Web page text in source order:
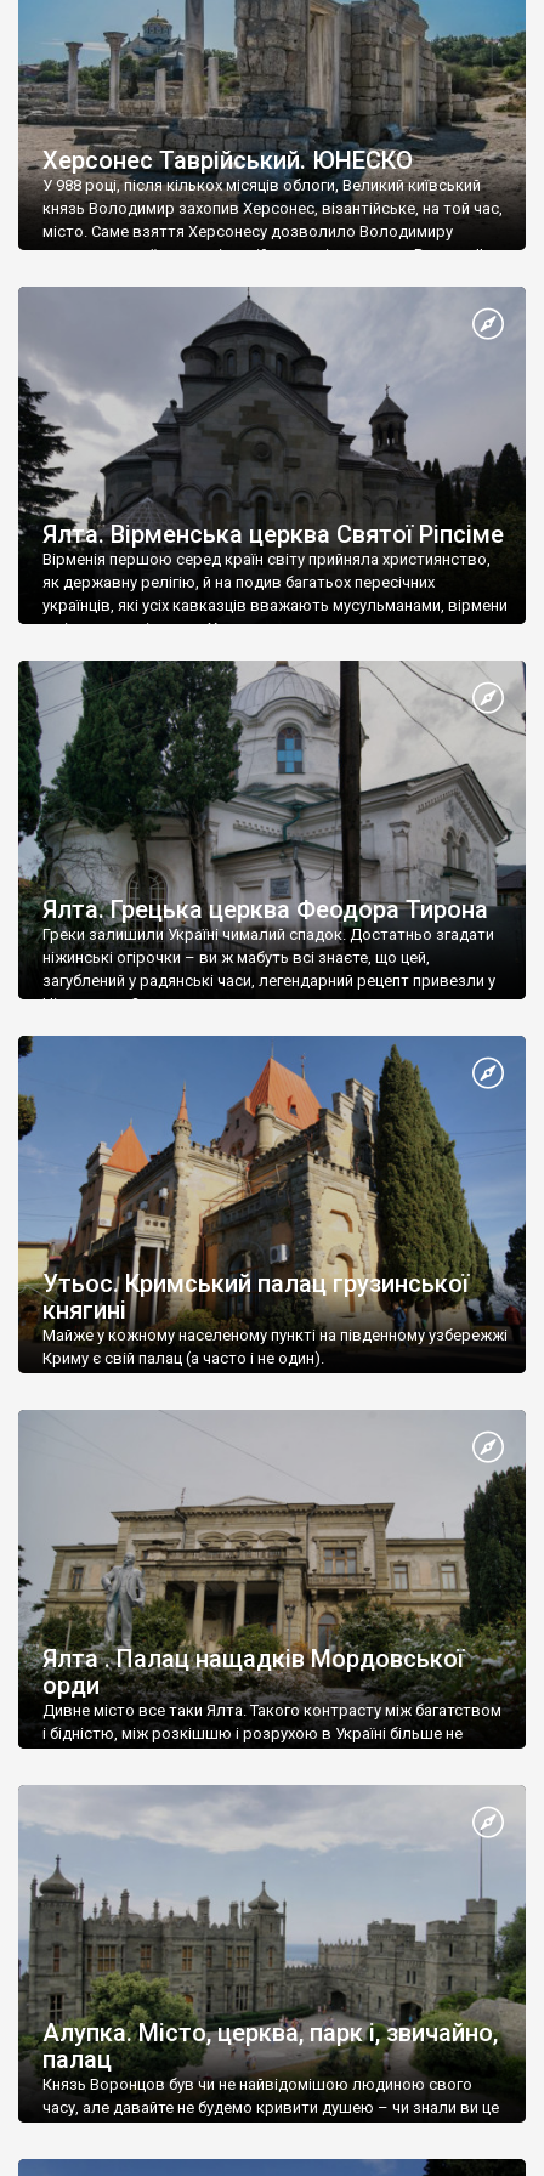
Херсонес Таврійський. ЮНЕСКО
У 988 році, після кількох місяців облоги, Великий київський
князь Володимир захопив Херсонес, візантійське, на той час,
місто. Саме взяття Херсонесу дозволило Володимиру
диктувати свої умови візантійському імператору Василю ІІ, та
Херсонесі Володимир-язичник, став Василем-християнином.
А потім було Хрещення Русі. На честь Херсонесу Таврійського
Ялта. Вірменська церква Святої Ріпсіме
Вірменія першою серед країн світу прийняла християнство,
як державну релігію, й на подив багатьох пересічних
українців, які усіх кавказців вважають мусульманами, вірмени
є відданими вірянами Христа
Ялта. Грецька церква Феодора Тирона
Греки залишили Україні чималий спадок. Достатньо згадати
ніжинські огірочки – ви ж мабуть всі знаєте, що цей,
загублений у радянські часи, легендарний рецепт привезли у
Ніжин греки?
Утьос. Кримський палац грузинської
княгині
Майже у кожному населеному пункті на південному узбережжі
Криму є свій палац (а часто і не один).
Ялта . Палац нащадків Мордовської
орди
Дивне місто все таки Ялта. Такого контрасту між багатством
і бідністю, між розкішшю і розрухою в Україні більше не
Алупка. Місто, церква, парк і, звичайно,
палац
Князь Воронцов був чи не найвідомішою людиною свого
часу, але давайте не будемо кривити душею – чи знали ви це